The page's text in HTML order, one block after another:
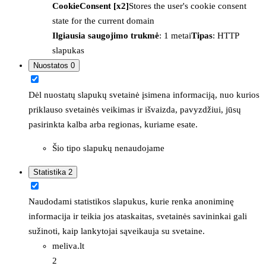
CookieConsent [x2]Stores the user's cookie consent
state for the current domain
Ilgiausia saugojimo trukmė: 1 metaiTipas: HTTP
slapukas
Nuostatos 0
Dėl nuostatų slapukų svetainė įsimena informaciją, nuo kurios
priklauso svetainės veikimas ir išvaizda, pavyzdžiui, jūsų
pasirinkta kalba arba regionas, kuriame esate.
Šio tipo slapukų nenaudojame
Statistika 2
Naudodami statistikos slapukus, kurie renka anoniminę
informacija ir teikia jos ataskaitas, svetainės savininkai gali
sužinoti, kaip lankytojai sąveikauja su svetaine.
meliva.lt
2